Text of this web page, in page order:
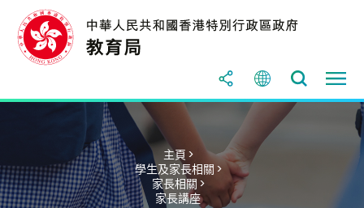
主頁 >
學生及家長相關 >
家長相關 >
家長講座